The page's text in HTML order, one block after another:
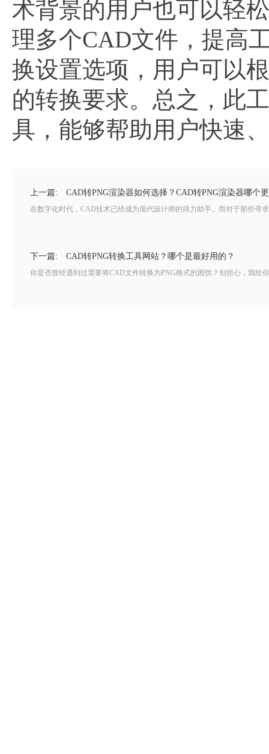
术背景的用户也可以轻
理多个CAD文件，提高
换设置选项，用户可以
的转换要求。总之，此
具，能够帮助用户快速
上一篇: CAD转PNG渲染器如何选择？CAD转PNG渲染器哪个
在数字化时代，CAD技术已经成为现代设计师的得力助手。而对于那些寻
下一篇: CAD转PNG转换工具网站？哪个是最好用的？
你是否曾经遇到过需要将CAD文件转换为PNG格式的困扰？别担心，我